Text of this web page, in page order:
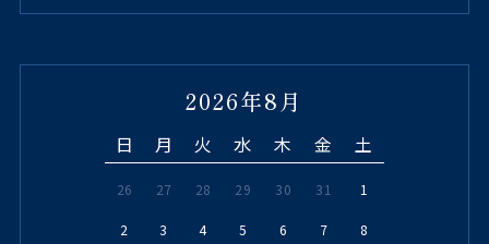
2026年8月
日 月 火 水 木 金 土
26 27 28 29 30 31 1
2 3 4 5 6 7 8